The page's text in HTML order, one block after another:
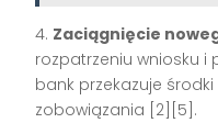
4. Zaciągnięcie
rozpatrzeniu wniosku i
bank przekazuje
zobowiązania [2][5].